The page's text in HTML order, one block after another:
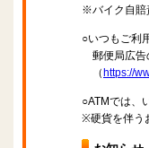
※バイク自賠
○いつもご利
郵便局広告
（ https://
○ATMでは、
※硬貨を伴う